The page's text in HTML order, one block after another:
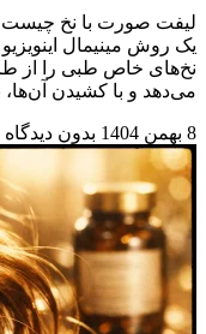
لیفت صورت با نخ چیست
یک روش مینیمال
نخ‌های خاص طبی را از
می‌دهد و با کشیدن
8 بهمن 1404 بدون دیدگاه